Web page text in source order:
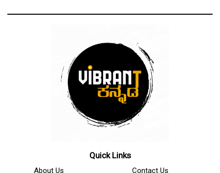
Quick Links
About Us Contact Us